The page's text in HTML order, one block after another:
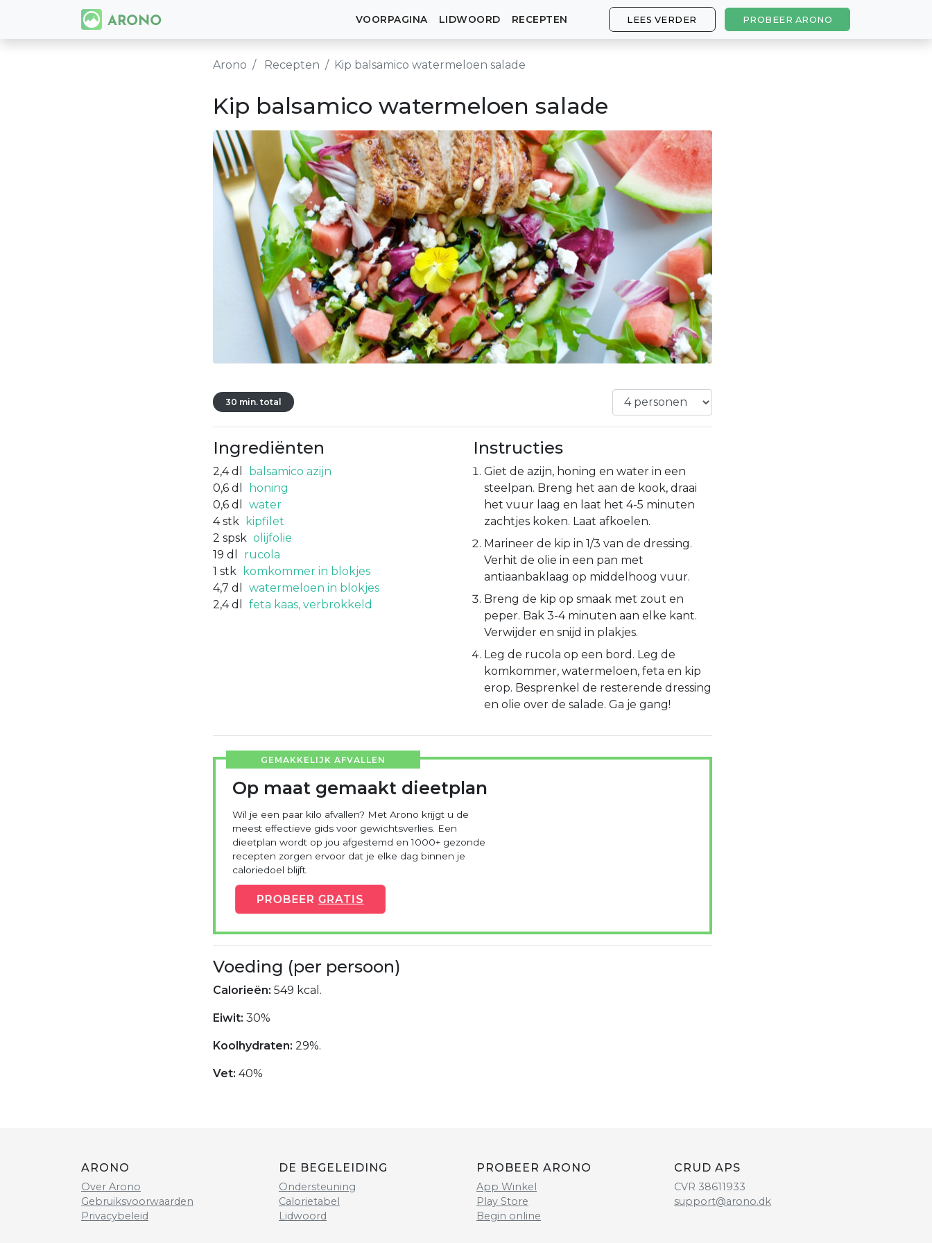
VOORPAGINA LIDWOORD RECEPTEN LEES VERDER PROBEER ARONO
Arono Recepten Kip balsamico watermeloen salade
Kip balsamico watermeloen salade
30 min. total
Ingrediënten
2,4 dl
balsamico azijn
0,6 dl
honing
0,6 dl
water
4 stk
kipfilet
2 spsk olijfolie
19 dl
rucola
1 stk
komkommer in blokjes
4,7 dl
watermeloen in blokjes
2,4 dl feta kaas, verbrokkeld
Instructies
Giet de azijn, honing en water in een
steelpan. Breng het aan de kook, draai
het vuur laag en laat het 4-5 minuten
zachtjes koken. Laat afkoelen.
Marineer de kip in 1/3 van de dressing.
Verhit de olie in een pan met
antiaanbaklaag op middelhoog vuur.
Breng de kip op smaak met zout en
peper. Bak 3-4 minuten aan elke kant.
Verwijder en snijd in plakjes.
Leg de rucola op een bord. Leg de
komkommer, watermeloen, feta en kip
erop. Besprenkel de resterende dressing
en olie over de salade. Ga je gang!
GEMAKKELIJK AFVALLEN
Op maat gemaakt dieetplan
Wil je een paar kilo afvallen? Met Arono krijgt u de
meest effectieve gids voor gewichtsverlies. Een
dieetplan wordt op jou afgestemd en 1000+ gezonde
recepten zorgen ervoor dat je elke dag binnen je
caloriedoel blijft.
PROBEER GRATIS
Voeding (per persoon)
Calorieën: 549 kcal.
Eiwit: 30%
Koolhydraten: 29%.
Vet: 40%
ARONO
Over Arono
Gebruiksvoorwaarden
Privacybeleid
DE BEGELEIDING
Ondersteuning
Calorietabel
Lidwoord
PROBEER ARONO
App Winkel
Play Store
Begin online
CRUD APS
CVR 38611933
support@arono.dk